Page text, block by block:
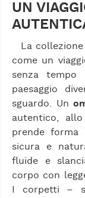
UN
La collezione
come un
senza
paesaggio
sguardo. Un
autentico, allo
prende forma
sicura e
fluide e
corpo con
I corpetti –